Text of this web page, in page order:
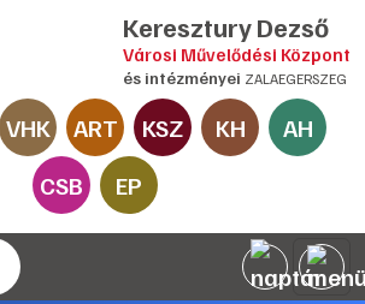
Keresztury Dezső
Városi Művelődési Központ
és intézményei ZALAEGERSZEG
VHK ART KSZ KH
AH
CSB
EP